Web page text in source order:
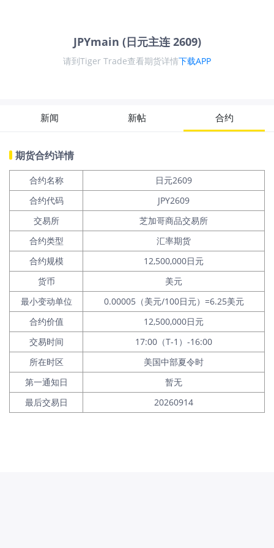
JPYmain (日元主连 2609)
请到Tiger Trade查看期货详情下载APP
新闻 新帖 合约
期货合约详情
合约名称
日元2609
合约代码
JPY2609
交易所
芝加哥商品交易所
合约类型
汇率期货
合约规模
12,500,000日元
货币
美元
最小变动单位
0.00005（美元/100日元）=6.25美元
合约价值
12,500,000日元
交易时间
17:00（T-1）-16:00
所在时区
美国中部夏令时
第一通知日
暂无
最后交易日
20260914